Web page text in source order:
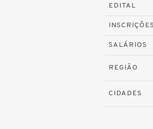
EDITAL
INSCRIÇÕES
SALÁRIOS
REGIÃO
CIDADES